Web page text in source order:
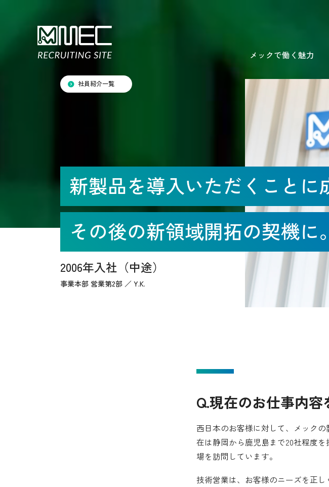
メックで働く魅力
新製品を導入いただくことに
その後の新領域開拓の契機に。
2006年入社（中途）
事業本部 営業第2部 ／ Y.K.
社員紹介一覧
Q.現在のお仕事内容
西日本のお客様に対して、メック
在は静岡から鹿児島まで20社程度
場を訪問しています。
技術営業は、お客様のニーズを正